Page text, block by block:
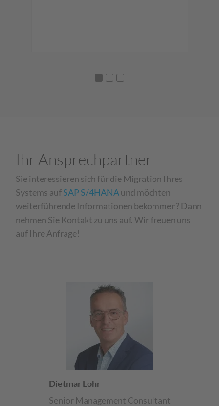
Ihr Ansprechpartner
Sie interessieren sich für die Migration Ihres
Systems aufSAP S/4HANAund möchten
weiterführende Informationen bekommen? Dann
nehmen Sie Kontakt zu uns auf. Wir freuen uns
auf Ihre Anfrage!
Dietmar Lohr
Senior Management Consultant